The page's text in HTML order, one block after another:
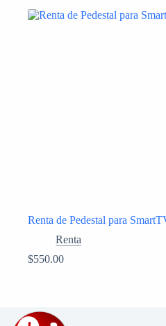
Renta de Pedestal para
Renta
$550.00